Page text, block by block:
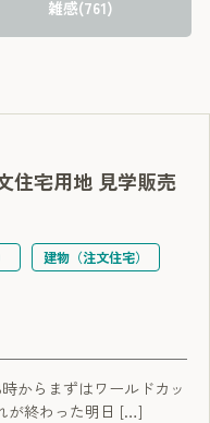
雑感(761)
住宅用地 見学販売
建物（注文住宅）
からまずはワールドカッ
が終わった明日 […]